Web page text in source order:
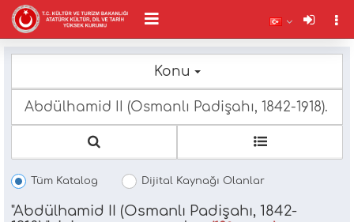
Konu
Tüm Katalog Dijital Kaynağı Olanlar
"Abdülhamid II (Osmanlı Padişahı, 1842-